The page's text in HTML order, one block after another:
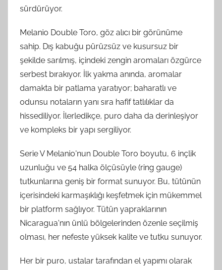
sürdürüyor.
Melanio Double Toro, göz alıcı bir görünüme
sahip. Dış kabuğu pürüzsüz ve kusursuz bir
şekilde sarılmış, içindeki zengin aromaları özgürce
serbest bırakıyor. İlk yakma anında, aromalar
damakta bir patlama yaratıyor; baharatlı ve
odunsu notaların yanı sıra hafif tatlılıklar da
hissediliyor. İlerledikçe, puro daha da derinleşiyor
ve kompleks bir yapı sergiliyor.
Serie V Melanio'nun Double Toro boyutu, 6 inçlik
uzunluğu ve 54 halka ölçüsüyle (ring gauge)
tutkunlarına geniş bir format sunuyor. Bu, tütünün
içerisindeki karmaşıklığı keşfetmek için mükemmel
bir platform sağlıyor. Tütün yapraklarının
Nicaragua'nın ünlü bölgelerinden özenle seçilmiş
olması, her nefeste yüksek kalite ve tutku sunuyor.
Her bir puro, ustalar tarafından el yapımı olarak